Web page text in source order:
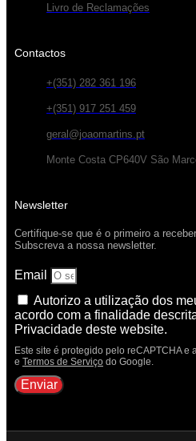
Livro de Reclamações
Contactos
+(351) 282 361 196
+(351) 917 251 459
geral@joaomartins.pt
Monte Costa CP640V São
Newsletter
Certifique-se que é o primeiro a
Subscreva a nossa newsletter.
Email
Autorizo a utilização dos
acordo com a finalidade
Privacidade deste website.
Este site é protegido pelo reCAPTCHA e
e Termos de Serviço do Google.
Enviar